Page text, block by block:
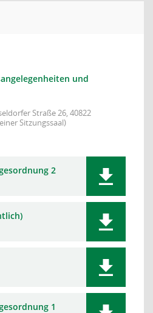
und
Straße 26, 40822
Sitzungssaal)
2
1